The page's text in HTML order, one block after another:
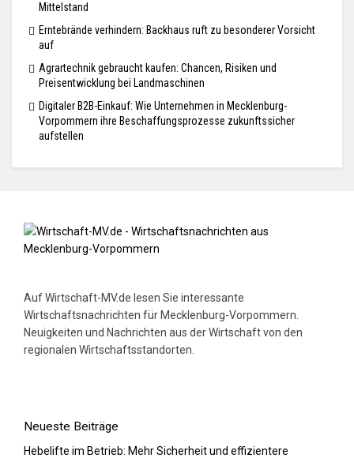
Mittelstand
Erntebrände verhindern: Backhaus ruft zu besonderer Vorsicht
auf
Agrartechnik gebraucht kaufen: Chancen, Risiken und
Preisentwicklung bei Landmaschinen
Digitaler B2B-Einkauf: Wie Unternehmen in Mecklenburg-
Vorpommern ihre Beschaffungsprozesse zukunftssicher
aufstellen
Auf Wirtschaft-MV.de lesen Sie interessante
Wirtschaftsnachrichten für Mecklenburg-Vorpommern.
Neuigkeiten und Nachrichten aus der Wirtschaft von den
regionalen Wirtschaftsstandorten.
Neueste Beiträge
Hebelifte im Betrieb: Mehr Sicherheit und effizientere